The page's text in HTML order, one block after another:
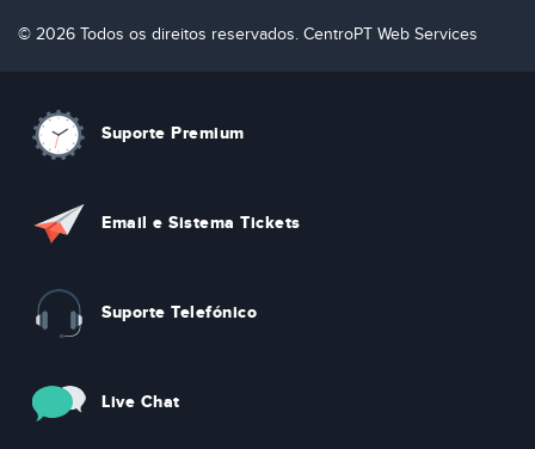
© 2026 Todos os direitos reservados. CentroPT Web Services
Suporte Premium
Email e Sistema Tickets
Suporte Telefónico
Live Chat